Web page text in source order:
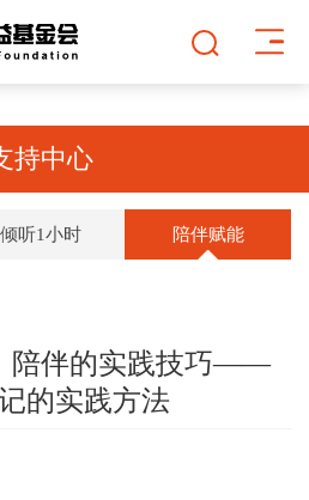
持中心
倾听1小时 陪伴赋能
陪伴的实践技巧——
的实践方法